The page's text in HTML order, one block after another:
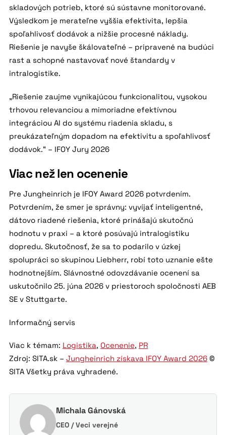
skladových potrieb, ktoré sú sústavne monitorované.
Výsledkom je merateľne vyššia efektivita, lepšia
spoľahlivosť dodávok a nižšie procesné náklady.
Riešenie je navyše škálovateľné – pripravené na budúci
rast a schopné nastavovať nové štandardy v
intralogistike.
„Riešenie zaujme vynikajúcou funkcionalitou, vysokou
trhovou relevanciou a mimoriadne efektívnou
integráciou AI do systému riadenia skladu, s
preukázateľným dopadom na efektivitu a spoľahlivosť
dodávok.“ – IFOY Jury 2026
Viac než len ocenenie
Pre Jungheinrich je IFOY Award 2026 potvrdením.
Potvrdením, že smer je správny: vyvíjať inteligentné,
dátovo riadené riešenia, ktoré prinášajú skutočnú
hodnotu v praxi – a ktoré posúvajú intralogistiku
dopredu. Skutočnosť, že sa to podarilo v úzkej
spolupráci so skupinou Liebherr, robí toto uznanie ešte
hodnotnejším. Slávnostné odovzdávanie ocenení sa
uskutočnilo 25. júna 2026 v priestoroch spoločnosti AEB
SE v Stuttgarte.
Informačný servis
Viac k témam: Logistika, Ocenenie, PR
Zdroj: SITA.sk – Jungheinrich získava IFOY Award 2026©
SITA Všetky práva vyhradené.
Michala Gánovská
CEO / Veci verejné